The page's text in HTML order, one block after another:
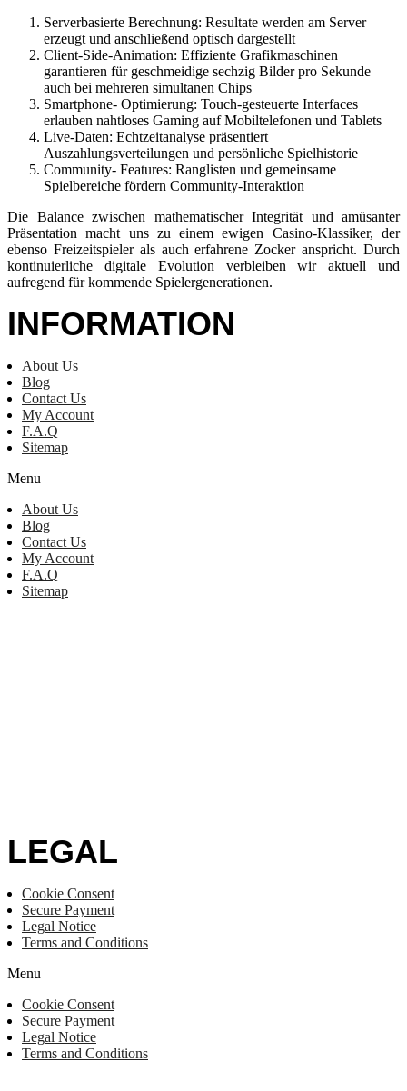
Serverbasierte Berechnung: Resultate werden am Server
erzeugt und anschließend optisch dargestellt
Client-Side-Animation: Effiziente Grafikmaschinen
garantieren für geschmeidige sechzig Bilder pro Sekunde
auch bei mehreren simultanen Chips
Smartphone- Optimierung: Touch-gesteuerte Interfaces
erlauben nahtloses Gaming auf Mobiltelefonen und Tablets
Live-Daten: Echtzeitanalyse präsentiert
Auszahlungsverteilungen und persönliche Spielhistorie
Community- Features: Ranglisten und gemeinsame
Spielbereiche fördern Community-Interaktion
Die Balance zwischen mathematischer Integrität und amüsanter
Präsentation macht uns zu einem ewigen Casino-Klassiker, der
ebenso Freizeitspieler als auch erfahrene Zocker anspricht. Durch
kontinuierliche digitale Evolution verbleiben wir aktuell und
aufregend für kommende Spielergenerationen.
INFORMATION
About Us
Blog
Contact Us
My Account
F.A.Q
Sitemap
Menu
About Us
Blog
Contact Us
My Account
F.A.Q
Sitemap
LEGAL
Cookie Consent
Secure Payment
Legal Notice
Terms and Conditions
Menu
Cookie Consent
Secure Payment
Legal Notice
Terms and Conditions